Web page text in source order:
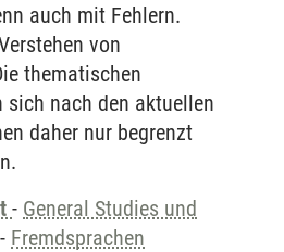
auch mit Fehlern.
von
thematischen
sich nach den aktuellen
daher nur begrenzt
- General Studies und
- Fremdsprachen